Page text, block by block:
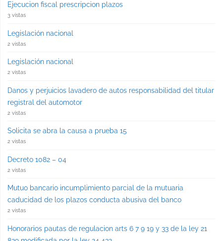
Ejecucion fiscal prescripcion plazos
3 vistas
Legislación nacional
2 vistas
Legislación nacional
2 vistas
Danos y perjuicios lavadero de autos responsabilidad del titular
registral del automotor
2 vistas
Solicita se abra la causa a prueba 15
2 vistas
Decreto 1082 – 04
2 vistas
Mutuo bancario incumplimiento parcial de la mutuaria
caducidad de los plazos conducta abusiva del banco
2 vistas
Honorarios pautas de regulacion arts 6 7 9 19 y 33 de la ley 21